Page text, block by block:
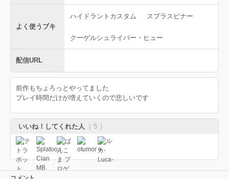
よく使うブキ
ハイドラントカスタム スプラスピナー
クーゲルシュライバー・ヒュー
配信URL
前作もちょろっとやってました
プレイ時間だけが増えていくので悲しいです
いいね！してくれた人 （ 5 ）